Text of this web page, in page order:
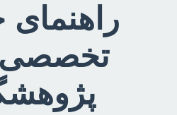
راهنمای
تخصصی